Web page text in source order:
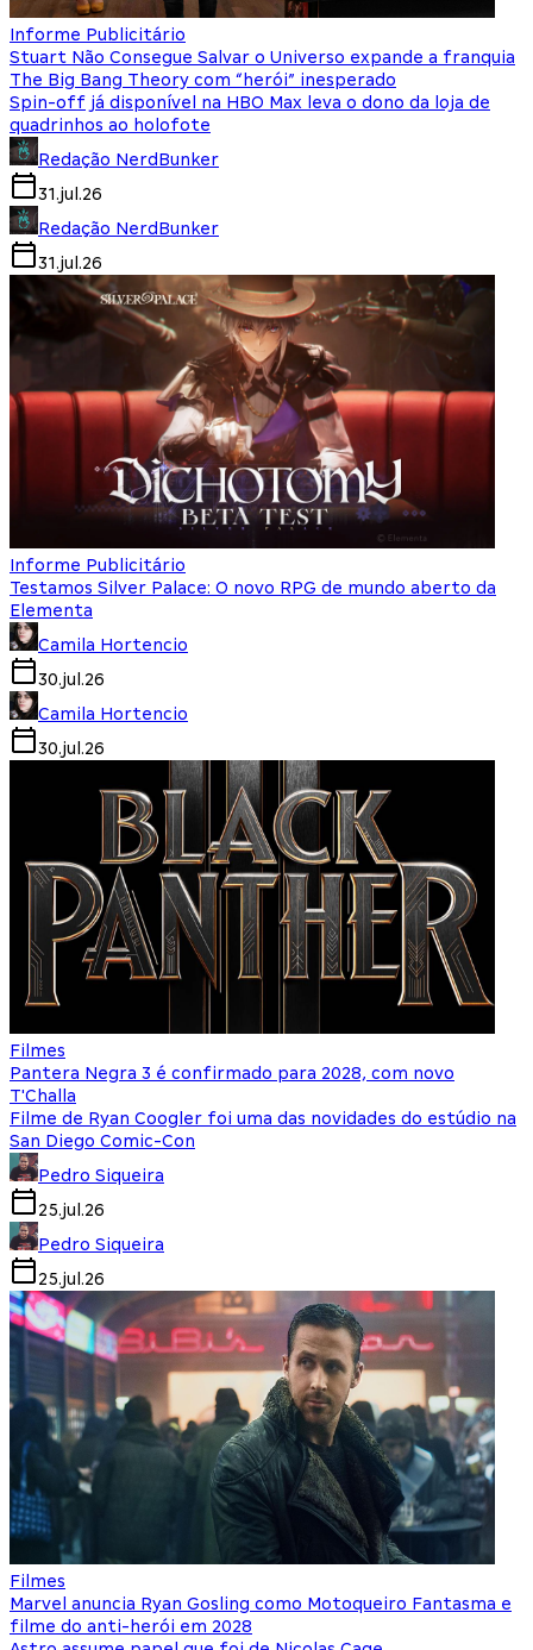
Informe Publicitário
Stuart Não Consegue Salvar o Universo expande a franquia
The Big Bang Theory com “herói” inesperado
Spin-off já disponível na HBO Max leva o dono da loja de
quadrinhos ao holofote
Redação NerdBunker
31.jul.26
Redação NerdBunker
31.jul.26
Informe Publicitário
Testamos Silver Palace: O novo RPG de mundo aberto da
Elementa
Camila Hortencio
30.jul.26
Camila Hortencio
30.jul.26
Filmes
Pantera Negra 3 é confirmado para 2028, com novo
T'Challa
Filme de Ryan Coogler foi uma das novidades do estúdio na
San Diego Comic-Con
Pedro Siqueira
25.jul.26
Pedro Siqueira
25.jul.26
Filmes
Marvel anuncia Ryan Gosling como Motoqueiro Fantasma e
filme do anti-herói em 2028